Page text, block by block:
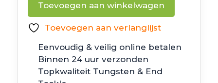
Hook
Stocker
aantal
Toevoegen aan winkelwagen
Toevoegen aan verlanglijst
Eenvoudig & veilig online betalen
Binnen 24 uur verzonden
Topkwaliteit Tungsten & End